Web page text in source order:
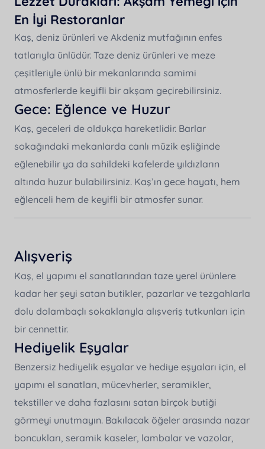
En İyi Restoranlar
Kaş, deniz ürünleri ve Akdeniz mutfağının enfes
tatlarıyla ünlüdür. Taze deniz ürünleri ve meze
çeşitleriyle ünlü bir mekanlarında samimi
atmosferlerde keyifli bir akşam geçirebilirsiniz.
Gece: Eğlence ve Huzur
Kaş, geceleri de oldukça hareketlidir. Barlar
sokağındaki mekanlarda canlı müzik eşliğinde
eğlenebilir ya da sahildeki kafelerde yıldızların
altında huzur bulabilirsiniz. Kaş’ın gece hayatı, hem
eğlenceli hem de keyifli bir atmosfer sunar.
Alışveriş
Kaş, el yapımı el sanatlarından taze yerel ürünlere
kadar her şeyi satan butikler, pazarlar ve tezgahlarla
dolu dolambaçlı sokaklarıyla alışveriş tutkunları için
bir cennettir.
Hediyelik Eşyalar
Benzersiz hediyelik eşyalar ve hediye eşyaları için, el
yapımı el sanatları, mücevherler, seramikler,
tekstiller ve daha fazlasını satan birçok butiği
görmeyi unutmayın. Bakılacak öğeler arasında nazar
boncukları, seramik kaseler, lambalar ve vazolar,